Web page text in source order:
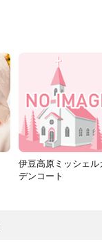
伊豆高原ミッシェル
デンコート